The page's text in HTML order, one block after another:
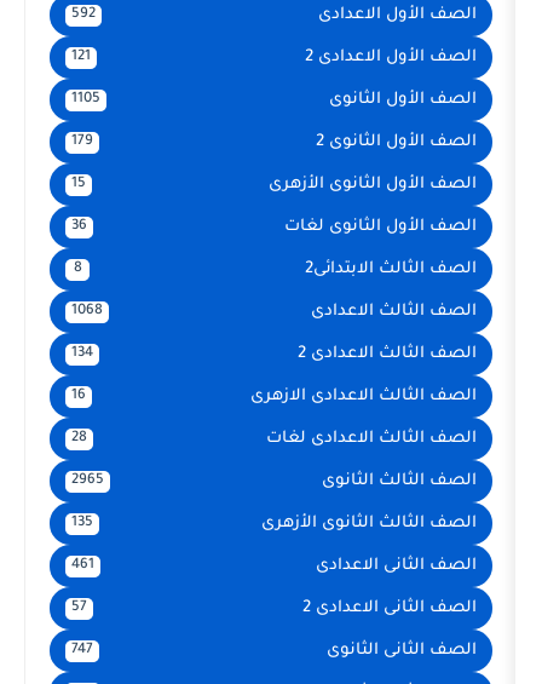
الاعدادى
2
2
الأزهرى
الثانوى لغات
الاعدادى
الاعدادى 2
الاعدادى الازهرى
الاعدادى لغات
الثانوى
الثانوى الأزهرى
الاعدادى
الاعدادى 2
الثانوى